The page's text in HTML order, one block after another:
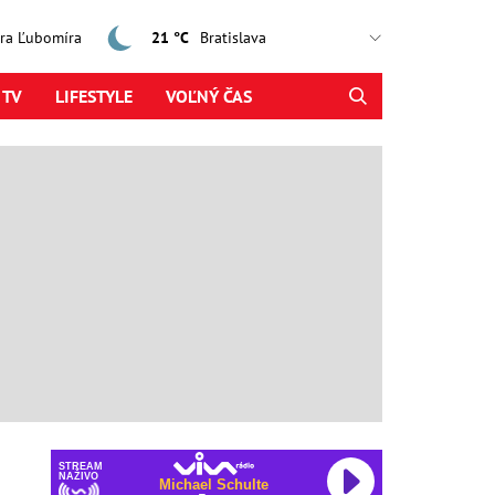
Ľubomíra 21 °C
LIFESTYLE VOĽNÝ ČAS
STREAM
NAŽIVO
Michael Schulte